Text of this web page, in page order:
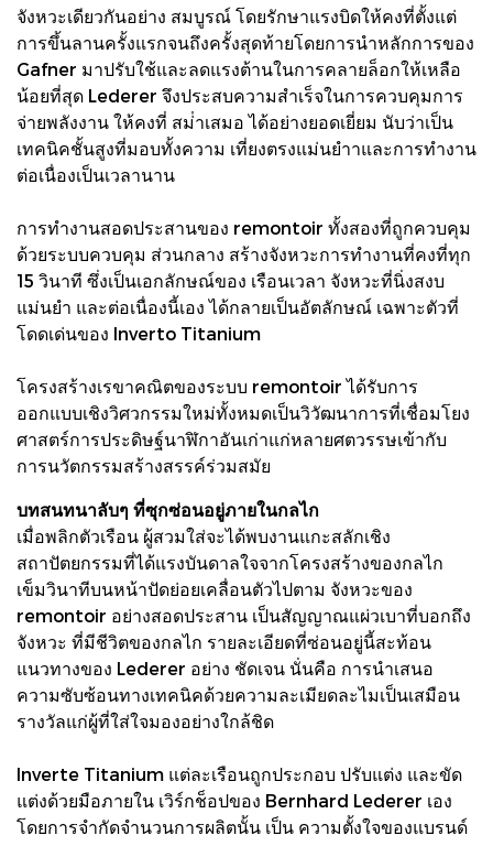
จังหวะเดียวกันอย่าง สมบูรณ์ โดยรักษาแรงบิดให้คงที่ตั้งแต่
การขึ้นลานครั้งแรกจนถึงครั้งสุดท้ายโดยการนําหลักการของ
Gafner มาปรับใช้และลดแรงต้านในการคลายล็อกให้เหลือ
น้อยที่สุด Lederer จึงประสบความสําเร็จในการควบคุมการ
จ่ายพลังงาน ให้คงที่ สม่ําเสมอ ได้อย่างยอดเยี่ยม นับว่าเป็น
เทคนิคชั้นสูงที่มอบทั้งความ เที่ยงตรงแม่นยําาและการทํางาน
ต่อเนื่องเป็นเวลานาน
การทํางานสอดประสานของ remontoir ทั้งสองที่ถูกควบคุม
ด้วยระบบควบคุม ส่วนกลาง สร้างจังหวะการทํางานที่คงที่ทุก
15 วินาที ซึ่งเป็นเอกลักษณ์ของ เรือนเวลา จังหวะที่นิ่งสงบ
แม่นยํา และต่อเนื่องนี้เอง ได้กลายเป็นอัตลักษณ์ เฉพาะตัวที่
โดดเด่นของ Inverto Titanium
โครงสร้างเรขาคณิตของระบบ remontoir ได้รับการ
ออกแบบเชิงวิศวกรรมใหม่ทั้งหมดเป็นวิวัฒนาการที่เชื่อมโยง
ศาสตร์การประดิษฐ์นาฬิกาอันเก่าแก่หลายศตวรรษเข้ากับ
การนวัตกรรมสร้างสรรค์ร่วมสมัย
บทสนทนาลับๆ ที่ซุกซ่อนอยู่ภายในกลไก
เมื่อพลิกตัวเรือน ผู้สวมใส่จะได้พบงานแกะสลักเชิง
สถาปัตยกรรมที่ได้แรงบันดาลใจจากโครงสร้างของกลไก
เข็มวินาทีบนหน้าปัดย่อยเคลื่อนตัวไปตาม จังหวะของ
remontoir อย่างสอดประสาน เป็นสัญญาณแผ่วเบาที่บอกถึง
จังหวะ ที่มีชีวิตของกลไก รายละเอียดที่ซ่อนอยู่นี้สะท้อน
แนวทางของ Lederer อย่าง ชัดเจน นั่นคือ การนําเสนอ
ความซับซ้อนทางเทคนิคด้วยความละเมียดละไมเป็นเสมือน
รางวัลแก่ผู้ที่ใส่ใจมองอย่างใกล้ชิด
Inverte Titanium แต่ละเรือนถูกประกอบ ปรับแต่ง และขัด
แต่งด้วยมือภายใน เวิร์กช็อปของ Bernhard Lederer เอง
โดยการจํากัดจํานวนการผลิตนั้น เป็น ความตั้งใจของแบรนด์